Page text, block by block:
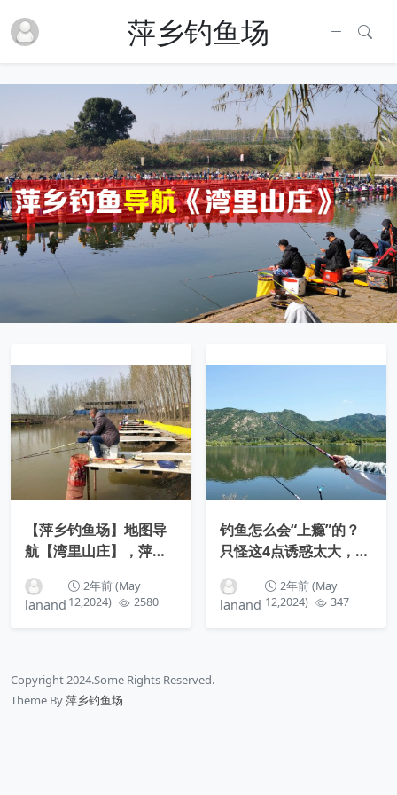
萍乡钓鱼场
【萍乡钓鱼场】地图导
航【湾里山庄】，萍乡
lanand
2年前 (May
12,2024)
2580
钓鱼怎么会“上瘾”的？
只怪这4点诱惑太大，真
lanand
2年前 (May
12,2024)
347
Copyright 2024.Some Rights Reserved.
Theme By萍乡钓鱼场